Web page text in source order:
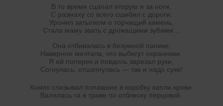
В то время сцапал вторую я за ноги,
С размаху со всего сшибил с дороги.
Уронил затылком о торчащий камень,
Стала маму звать с дрожащими зубами…
Она отбивалась в безумной панике,
Наверное мечтала, что выбегут охранники.
Я ей поперек и повдоль зарезал руки,
Согнулась, отшатнулась — так и надо суке!
Хомяк слизывал попавшие в коробку капли крови:
Валялась та в траве по отблеску перцовой.